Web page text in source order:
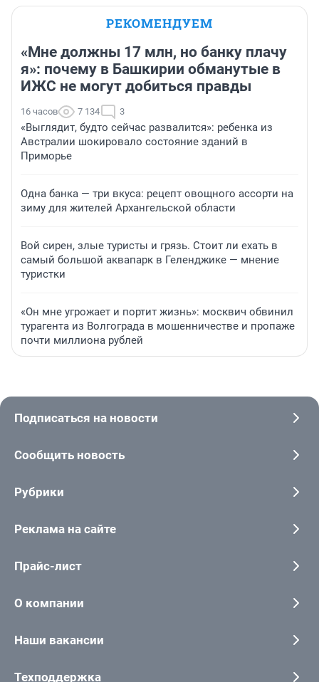
РЕКОМЕНДУЕМ
«Мне должны 17 млн, но банку плачу
я»: почему в Башкирии обманутые в
ИЖС не могут добиться правды
16 часов 7 134 3
«Выглядит, будто сейчас развалится»: ребенка из
Австралии шокировало состояние зданий в
Приморье
Одна банка — три вкуса: рецепт овощного ассорти на
зиму для жителей Архангельской области
Вой сирен, злые туристы и грязь. Стоит ли ехать в
самый большой аквапарк в Геленджике — мнение
туристки
«Он мне угрожает и портит жизнь»: москвич обвинил
турагента из Волгограда в мошенничестве и пропаже
почти миллиона рублей
Подписаться на новости
Сообщить новость
Рубрики
Реклама на сайте
Прайс-лист
О компании
Наши вакансии
Техподдержка